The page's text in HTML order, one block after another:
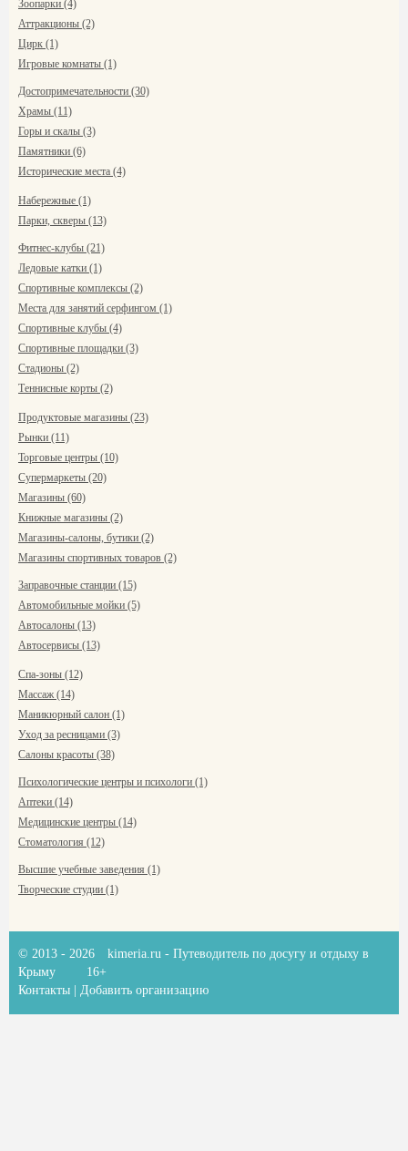
Зоопарки (4)
Аттракционы (2)
Цирк (1)
Игровые комнаты (1)
Достопримечательности (30)
Храмы (11)
Горы и скалы (3)
Памятники (6)
Исторические места (4)
Набережные (1)
Парки, скверы (13)
Фитнес-клубы (21)
Ледовые катки (1)
Спортивные комплексы (2)
Места для занятий серфингом (1)
Спортивные клубы (4)
Спортивные площадки (3)
Стадионы (2)
Теннисные корты (2)
Продуктовые магазины (23)
Рынки (11)
Торговые центры (10)
Супермаркеты (20)
Магазины (60)
Книжные магазины (2)
Магазины-салоны, бутики (2)
Магазины спортивных товаров (2)
Заправочные станции (15)
Автомобильные мойки (5)
Автосалоны (13)
Автосервисы (13)
Спа-зоны (12)
Массаж (14)
Маникюрный салон (1)
Уход за ресницами (3)
Салоны красоты (38)
Психологические центры и психологи (1)
Аптеки (14)
Медицинские центры (14)
Стоматология (12)
Высшие учебные заведения (1)
Творческие студии (1)
© 2013 - 2026 kimeria.ru - Путеводитель по досугу и отдыху в
Крыму
16+
Контакты
Добавить организацию